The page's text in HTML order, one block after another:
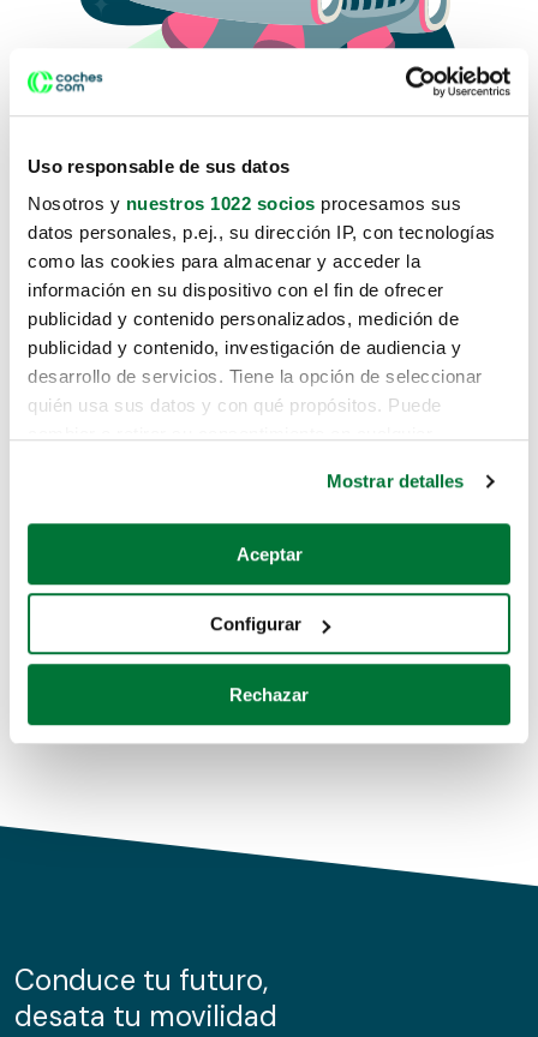
Uso responsable de sus datos
Nosotros y nuestros 1022 socios procesamos sus
datos personales, p.ej., su dirección IP, con tecnologías
como las cookies para almacenar y acceder la
información en su dispositivo con el fin de ofrecer
publicidad y contenido personalizados, medición de
publicidad y contenido, investigación de audiencia y
desarrollo de servicios. Tiene la opción de seleccionar
quién usa sus datos y con qué propósitos. Puede
Si lo permite, también quisiéramos:
Recopilar información sobre su ubicación geográfica
Identificar su dispositivo analizándolo activamente
para buscar características específicas (huellas
Obtenga más información sobre cómo se procesan sus
de cookies.
información sobre el uso que haga del sitio web con
nuestros partners de redes sociales, publicidad y análisis
Mostrar detalles
Aceptar
Configurar
Rechazar
Lo sentimos, no sabemos como
te hemos traido hasta aquí.
Pero puedes encontrar el coche que estás
buscando en alguno de estos enlaces:
Coches de segunda mano
Coches de km0
Conduce tu futuro,
desata tu movilidad